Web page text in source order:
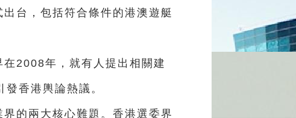
台，包括符合條件的港澳遊艇
2008年，就有人提出相關建
香港輿論熱議。
的兩大核心難題。香港選委界